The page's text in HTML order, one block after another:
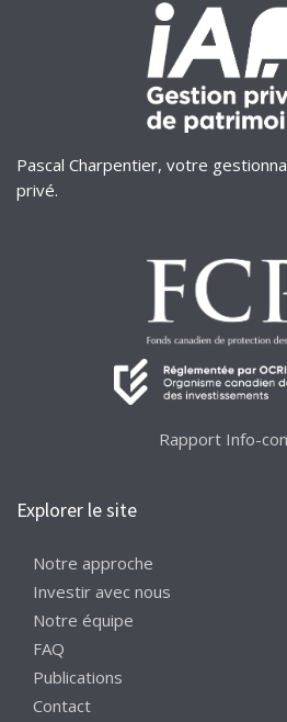
Pascal Charpentier, votre
privé.
Rapport Info-
Explorer le site
Notre approche
Investir avec nous
Notre équipe
FAQ
Publications
Contact